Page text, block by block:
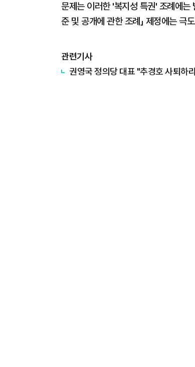
문제는 이러한 '복지성 특권' 조례에는
준 및 공개에 관한 조례」 제정에는 극
관련기사
권영국 정의당 대표 "추경호 사퇴하